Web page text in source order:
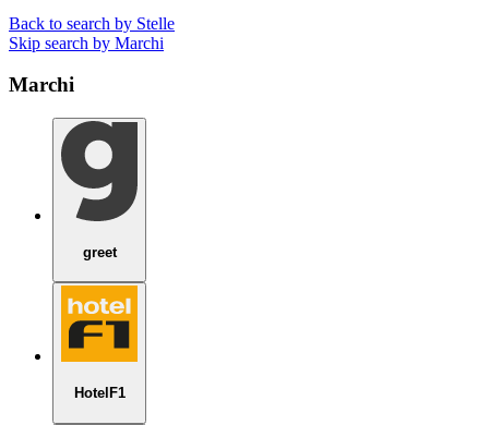
Back to search by Stelle
Skip search by Marchi
Marchi
greet
HotelF1